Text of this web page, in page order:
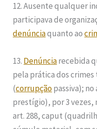
12. Ausente qualquer
participava de
denúnciaquanto ao
13. Denúnciarecebida
pela prática dos
(corrupçãopassiva);
prestígio), por 3 vezes,
art. 288, caput